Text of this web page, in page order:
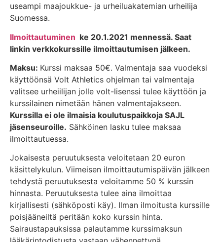
useampi maajoukkue- ja urheiluakatemian urheilija
Suomessa.
Ilmoittautuminen ke 20.1.2021 mennessä. Saat
linkin verkkokurssille ilmoittautumisen jälkeen.
Maksu: Kurssi maksaa 50€. Valmentaja saa vuodeksi
käyttöönsä Volt Athletics ohjelman tai valmentaja
valitsee urheiilijan jolle volt-lisenssi tulee käyttöön ja
kurssilainen nimetään hänen valmentajakseen.
Kurssilla ei ole ilmaisia koulutuspaikkoja SAJL
jäsenseuroille. Sähköinen lasku tulee maksaa
ilmoittautuessa.
Jokaisesta peruutuksesta veloitetaan 20 euron
käsittelykulun. Viimeisen ilmoittautumispäivän jälkeen
tehdystä peruutuksesta veloitamme 50 % kurssin
hinnasta. Peruutuksesta tulee aina ilmoittaa
kirjallisesti (sähköposti käy). Ilman ilmoitusta kurssille
poisjääneiltä peritään koko kurssin hinta.
Sairaustapauksissa palautamme kurssimaksun